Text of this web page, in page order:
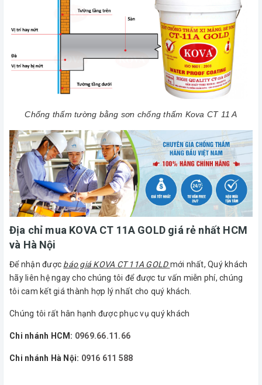
Chống thấm tường bằng sơn chống thấm Kova CT 11 A
Địa chỉ mua KOVA CT 11A GOLD giá rẻ nhất HCM
và Hà Nội
Để nhận được báo giá KOVA CT 11A GOLDmới nhất, Quý khách
hãy liên hệ ngay cho chúng tôi để được tư vấn miễn phí, chúng
tôi cam kết giá thành hợp lý nhất cho quý khách.
Chúng tôi rất hân hạnh được phục vụ quý khách
Chi nhánh HCM: 0969.66.11.66
Chi nhánh Hà Nội: 0916 611 588